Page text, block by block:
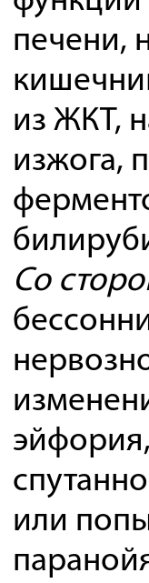
печени,
из ЖКТ,
изжога,
Со
или